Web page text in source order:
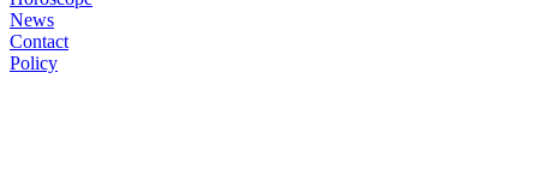
News
Contact
Policy